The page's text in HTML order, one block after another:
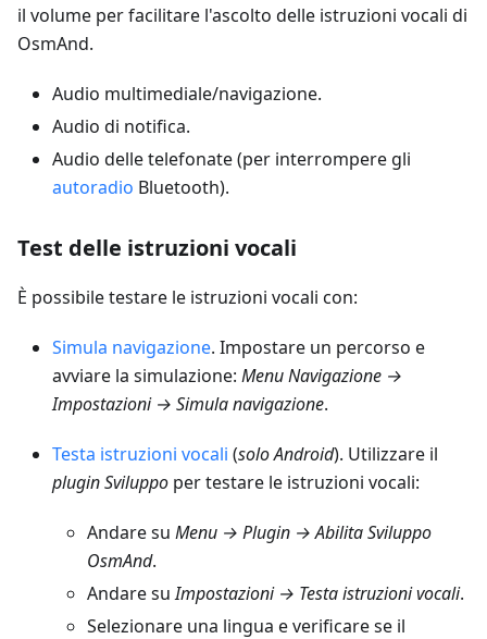
il volume per facilitare l'ascolto delle istruzioni vocali di
OsmAnd.
Audio multimediale/navigazione.
Audio di notifica.
Audio delle telefonate (per interrompere gli
autoradio Bluetooth).
Test delle istruzioni vocali
È possibile testare le istruzioni vocali con:
Simula navigazione. Impostare un percorso e
avviare la simulazione: Menu Navigazione →
Impostazioni → Simula navigazione.
Testa istruzioni vocali (solo Android). Utilizzare il
plugin Sviluppo per testare le istruzioni vocali:
Andare su Menu → Plugin → Abilita Sviluppo
OsmAnd.
Andare suImpostazioni → Testa istruzioni vocali.
Selezionare una lingua e verificare se il